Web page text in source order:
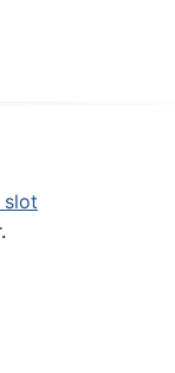
slot